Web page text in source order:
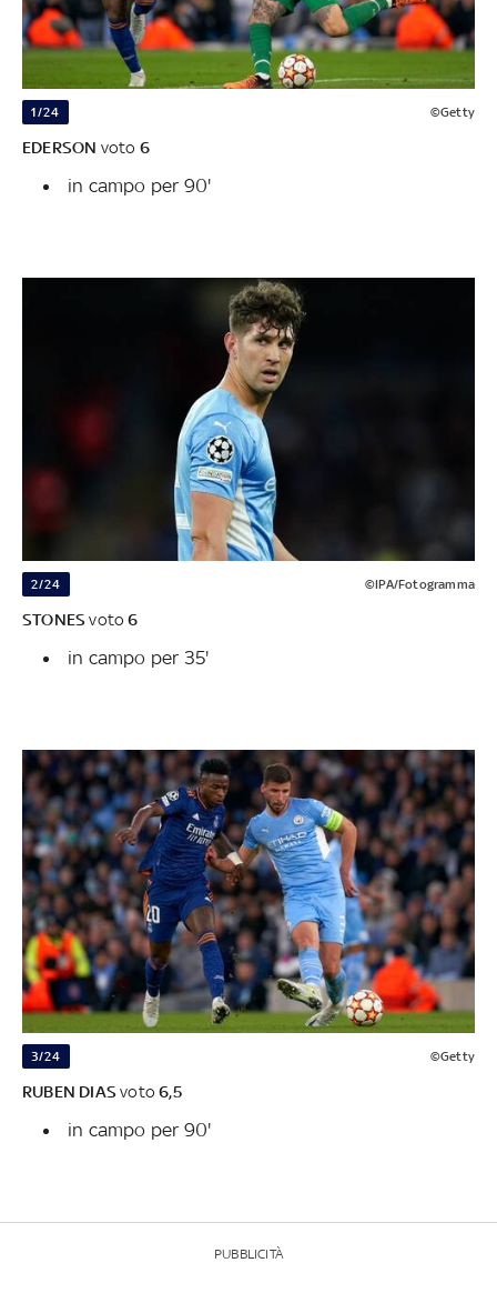
1/24 ©Getty
EDERSON voto 6
in campo per 90'
2/24 ©IPA/Fotogramma
STONESvoto6
in campo per 35'
3/24 ©Getty
RUBEN DIASvoto6,5
in campo per 90'
PUBBLICITÀ